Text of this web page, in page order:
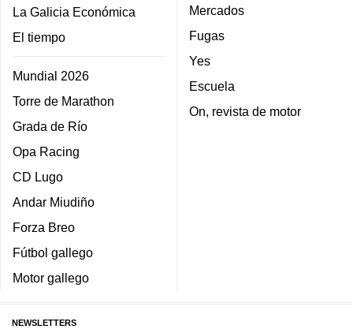
La Galicia Económica
El tiempo
Mundial 2026
Torre de Marathon
Grada de Río
Opa Racing
CD Lugo
Andar Miudiño
Forza Breo
Fútbol gallego
Motor gallego
Mercados
Fugas
Yes
Escuela
On, revista de motor
NEWSLETTERS